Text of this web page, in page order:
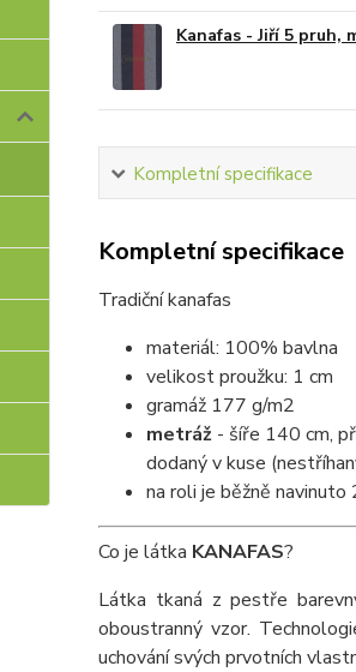
Kanafas - Jiří 5 pruh,
Kompletní specifikace
Kompletní specifikace
Tradiční kanafas
materiál: 100% bavlna
velikost proužku: 1 cm
gramáž 177 g/m2
metráž- šíře 140 cm,
dodaný v kuse
na roli je běžně
Co je látka KANAFAS?
Látka tkaná z pestře
oboustranný vzor.
uchování svých prvotních